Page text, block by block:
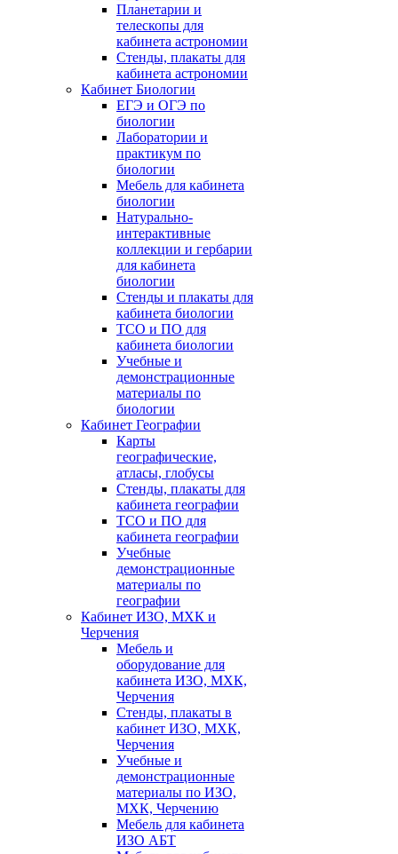
Планетарии и
телескопы для
кабинета астрономии
Стенды, плакаты для
кабинета астрономии
Кабинет Биологии
ЕГЭ и ОГЭ по
биологии
Лаборатории и
практикум по
биологии
Мебель для кабинета
биологии
Натурально-
интерактивные
коллекции и гербарии
для кабинета
биологии
Стенды и плакаты для
кабинета биологии
ТСО и ПО для
кабинета биологии
Учебные и
демонстрационные
материалы по
биологии
Кабинет Географии
Карты
географические,
атласы, глобусы
Стенды, плакаты для
кабинета географии
ТСО и ПО для
кабинета географии
Учебные
демонстрационные
материалы по
географии
Кабинет ИЗО, МХК и
Черчения
Мебель и
оборудование для
кабинета ИЗО, МХК,
Черчения
Стенды, плакаты в
кабинет ИЗО, МХК,
Черчения
Учебные и
демонстрационные
материалы по ИЗО,
МХК, Черчению
Мебель для кабинета
ИЗО АБТ